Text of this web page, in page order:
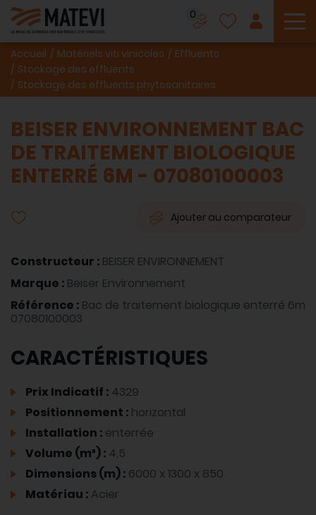
0
Accueil Matériels viti vinicoles
Effluents
Stockage des effluents
Stockage des effluents phytosanitaires
BEISER ENVIRONNEMENT BAC
DE TRAITEMENT BIOLOGIQUE
ENTERRÉ 6M - 07080100003
Ajouter au comparateur
Constructeur : BEISER ENVIRONNEMENT
Marque : Beiser Environnement
Référence : Bac de traitement biologique enterré 6m
07080100003
CARACTÉRISTIQUES
Prix Indicatif : 4329
Positionnement : horizontal
Installation : enterrée
Volume (m³) : 4,5
Dimensions (m) : 6000 x 1300 x 850
Matériau : Acier